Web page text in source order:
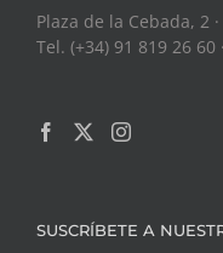
Plaza de la Cebada, 2
Tel. (+34) 91 819 26 60 ·
SUSCRÍBETE A